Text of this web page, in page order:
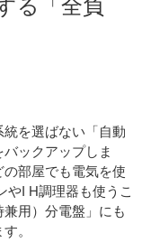
る「全負
を選ばない「自動
ックアップしま
部屋でも電気を使
やI H調理器も使うこ
用）分電盤」にも
。